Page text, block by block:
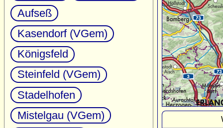
Aufseß
Kasendorf (VGem)
Königsfeld
Steinfeld (VGem)
Stadelhofen
Mistelgau (VGem)